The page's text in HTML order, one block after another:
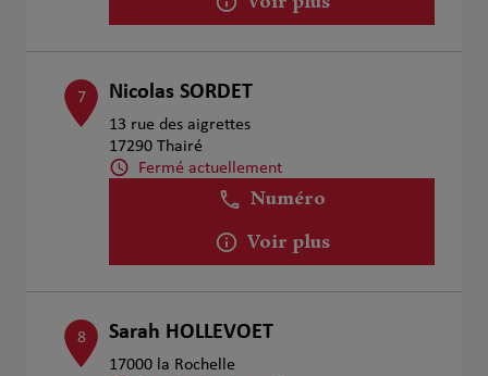
7 Nicolas SORDET
13 rue des aigrettes
17290 Thairé
Fermé actuellement
Numéro
Voir plus
8 Sarah HOLLEVOET
17000 la Rochelle